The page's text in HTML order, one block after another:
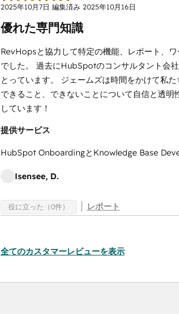
2025年10月7日 編集済み 2025年10月16日
優れた専門知識
RevHopsと協力して特定の機能、レポート、
でした。 過去にHubSpotのコンサルタント会
とっています。 ジェームズは時間をかけて私
できること、できないことについて自信と透
しています！
提供サービス
HubSpot OnboardingとKnowledge Base
Isensee, D.
役に立った（0件） レポート
全てのカスタマーレビューを表示